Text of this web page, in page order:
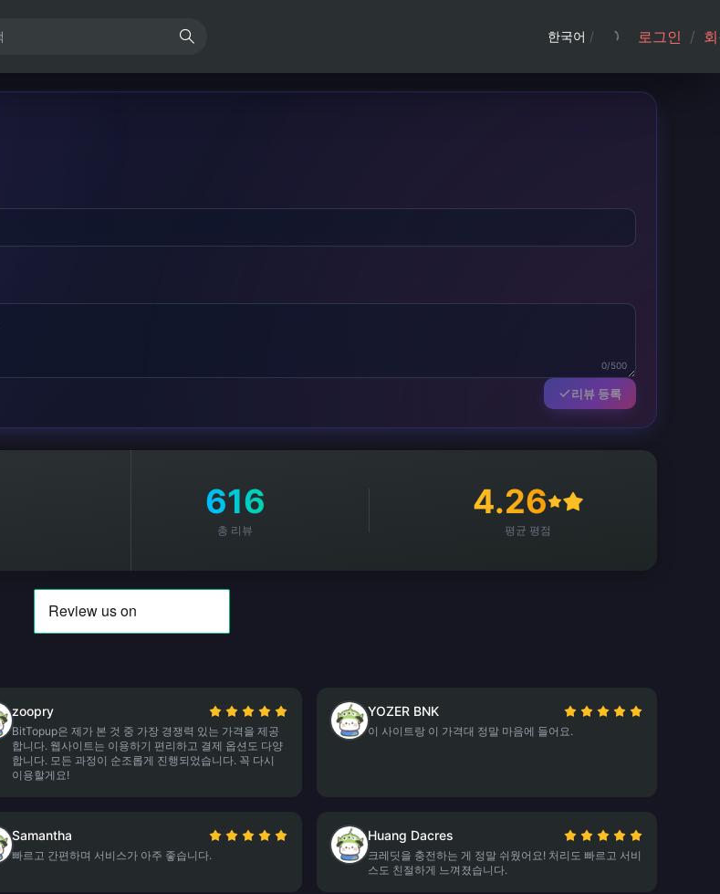
한국어 / 로그인 /
0/500
리뷰 등록
616
총 리뷰
4.26
평균 평점
zoopry
BitTopup은 제가 본 것 중 가장 경쟁력 있는 가격을 제공
합니다. 웹사이트는 이용하기 편리하고 결제 옵션도 다양
합니다. 모든 과정이 순조롭게 진행되었습니다. 꼭 다시
이용할게요!
YOZER BNK
이 사이트랑 이 가격대 정말 마음에 들어요.
Samantha
빠르고 간편하며 서비스가 아주 좋습니다.
Huang Dacres
크레딧을 충전하는 게 정말 쉬웠어요! 처리도 빠르고 서비
스도 친절하게 느껴졌습니다.